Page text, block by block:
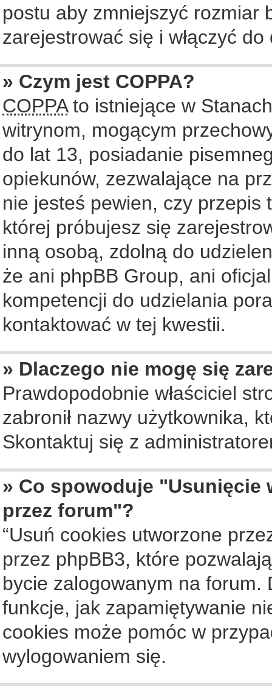
postu aby zmniejszyć rozmiar
zarejestrować się i włączyć
» Czym jest COPPA?
COPPAto istniejące w
witrynom, mogącym
do lat 13, posiadanie
opiekunów, zezwalające na
nie jesteś pewien, czy przepis
której próbujesz się
inną osobą, zdolną do
że ani phpBB Group, ani
kompetencji do udzielania
kontaktować w tej kwestii.
» Dlaczego nie mogę się
Prawdopodobnie właściciel
zabronił nazwy użytkownika,
Skontaktuj się z
» Co spowoduje
przez forum"?
“Usuń cookies utworzone
przez phpBB3, które
bycie zalogowanym na forum.
funkcje, jak zapamiętywanie
cookies może pomóc w
wylogowaniem się.